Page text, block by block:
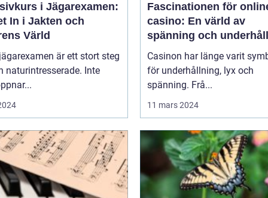
i Jägarexamen:
In i Jakten och
Värld
är ett stort steg
naturintresserade. Inte
Fascinationen för
casino: En värld av
spänning och
Casinon har länge varit
för underhållning, lyx och
spänning. Frå...
11 mars 2024